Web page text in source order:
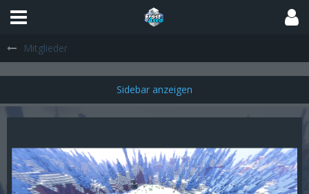
Mitglieder